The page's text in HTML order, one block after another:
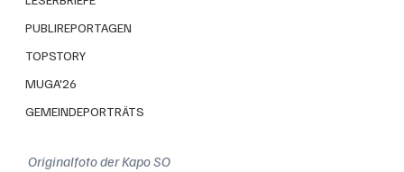
PUBLIREPORTAGEN
TOPSTORY
MUGA'26
GEMEINDEPORTRÄTS
Originalfoto der Kapo SO